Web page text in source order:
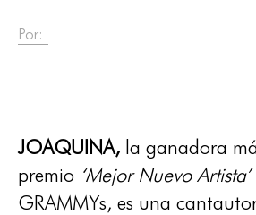
Por:
JOAQUINA, la ganadora
premio ‘Mejor Nuevo Artista’
GRAMMYs, es una